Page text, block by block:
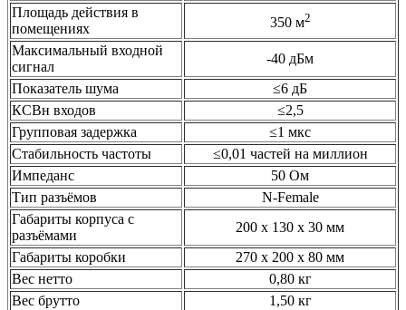
Площадь действия в
помещениях
350 м2
Максимальный входной
сигнал
-40 дБм
Показатель шума
≤6 дБ
КСВн входов
≤2,5
Групповая задержка
≤1 мкс
Стабильность частоты
≤0,01 частей на миллион
Импеданс
50 Ом
Тип разъёмов
N-Female
Габариты корпуса с
разъёмами
200 х 130 х 30 мм
Габариты коробки
270 х 200 х 80 мм
Вес нетто
0,80 кг
Вес брутто
1,50 кг